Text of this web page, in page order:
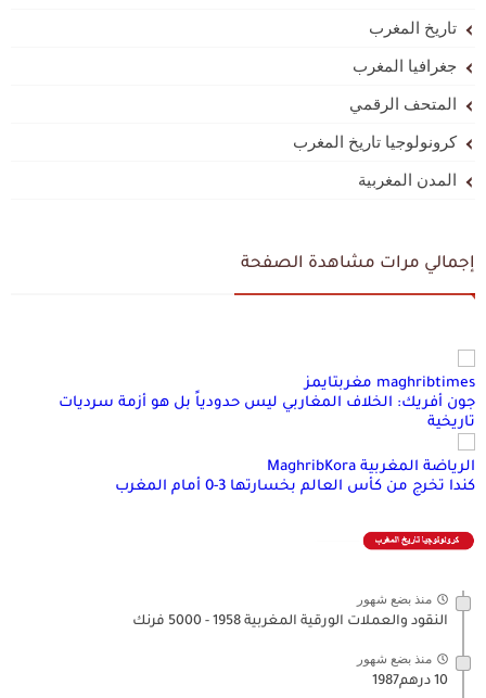
تاريخ المغرب
جغرافيا المغرب
المتحف الرقمي
كرونولوجيا تاريخ المغرب
المدن المغربية
إجمالي مرات مشاهدة الصفحة
maghribtimes مغربتايمز
جون أفريك: الخلاف المغاربي ليس حدودياً بل هو أزمة سرديات
تاريخية
الرياضة المغربية MaghribKora
كندا تخرج من كأس العالم بخسارتها 3-0 أمام المغرب
منذ بضع شهور
النقود والعملات الورقية المغربية 1958 - 5000 فرنك
منذ بضع شهور
10 درهم1987